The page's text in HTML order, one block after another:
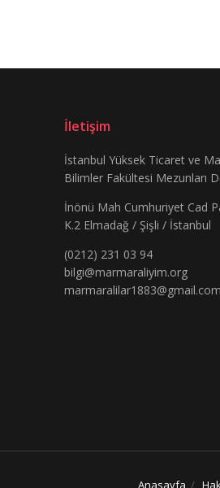
İletişim
İstanbul Yüksek Ticaret ve
Bilimler Fakültesi Mezunları
İnönü Mah Cumhuriyet Cad
K.2 Elmadağ / Şişli / İstanbul
(0212) 231 03 94
bilgi@marmaraliyim.org
marmaralilar1883@gmail.com
Anasayfa